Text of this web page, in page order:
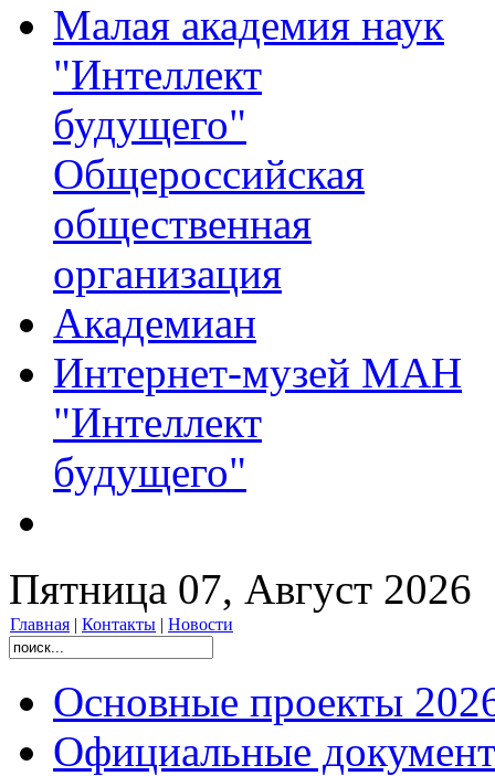
Малая академия наук
"Интеллект
будущего"
Общероссийская
общественная
организация
Академиан
Интернет-музей МАН
"Интеллект
будущего"
Пятница 07, Август 2026
Главная | Контакты | Новости
Основные проекты
Официальные